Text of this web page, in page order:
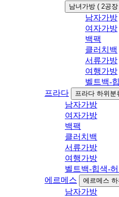
남녀가방 ( 2공
남자가방
여자가방
백팩
클러치백
서류가방
여행가방
벨트백-
프라다
프라다 하위분
남자가방
여자가방
백팩
클러치백
서류가방
여행가방
벨트백-힙색-
에르메스
에르메스
남자가방